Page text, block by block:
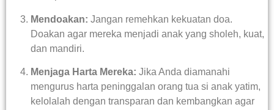
Mendoakan: Jangan remehkan kekuatan doa.
Doakan agar mereka menjadi anak yang sholeh, kuat,
dan mandiri.
Menjaga Harta Mereka: Jika Anda diamanahi
mengurus harta peninggalan orang tua si anak yatim,
kelolalah dengan transparan dan kembangkan agar